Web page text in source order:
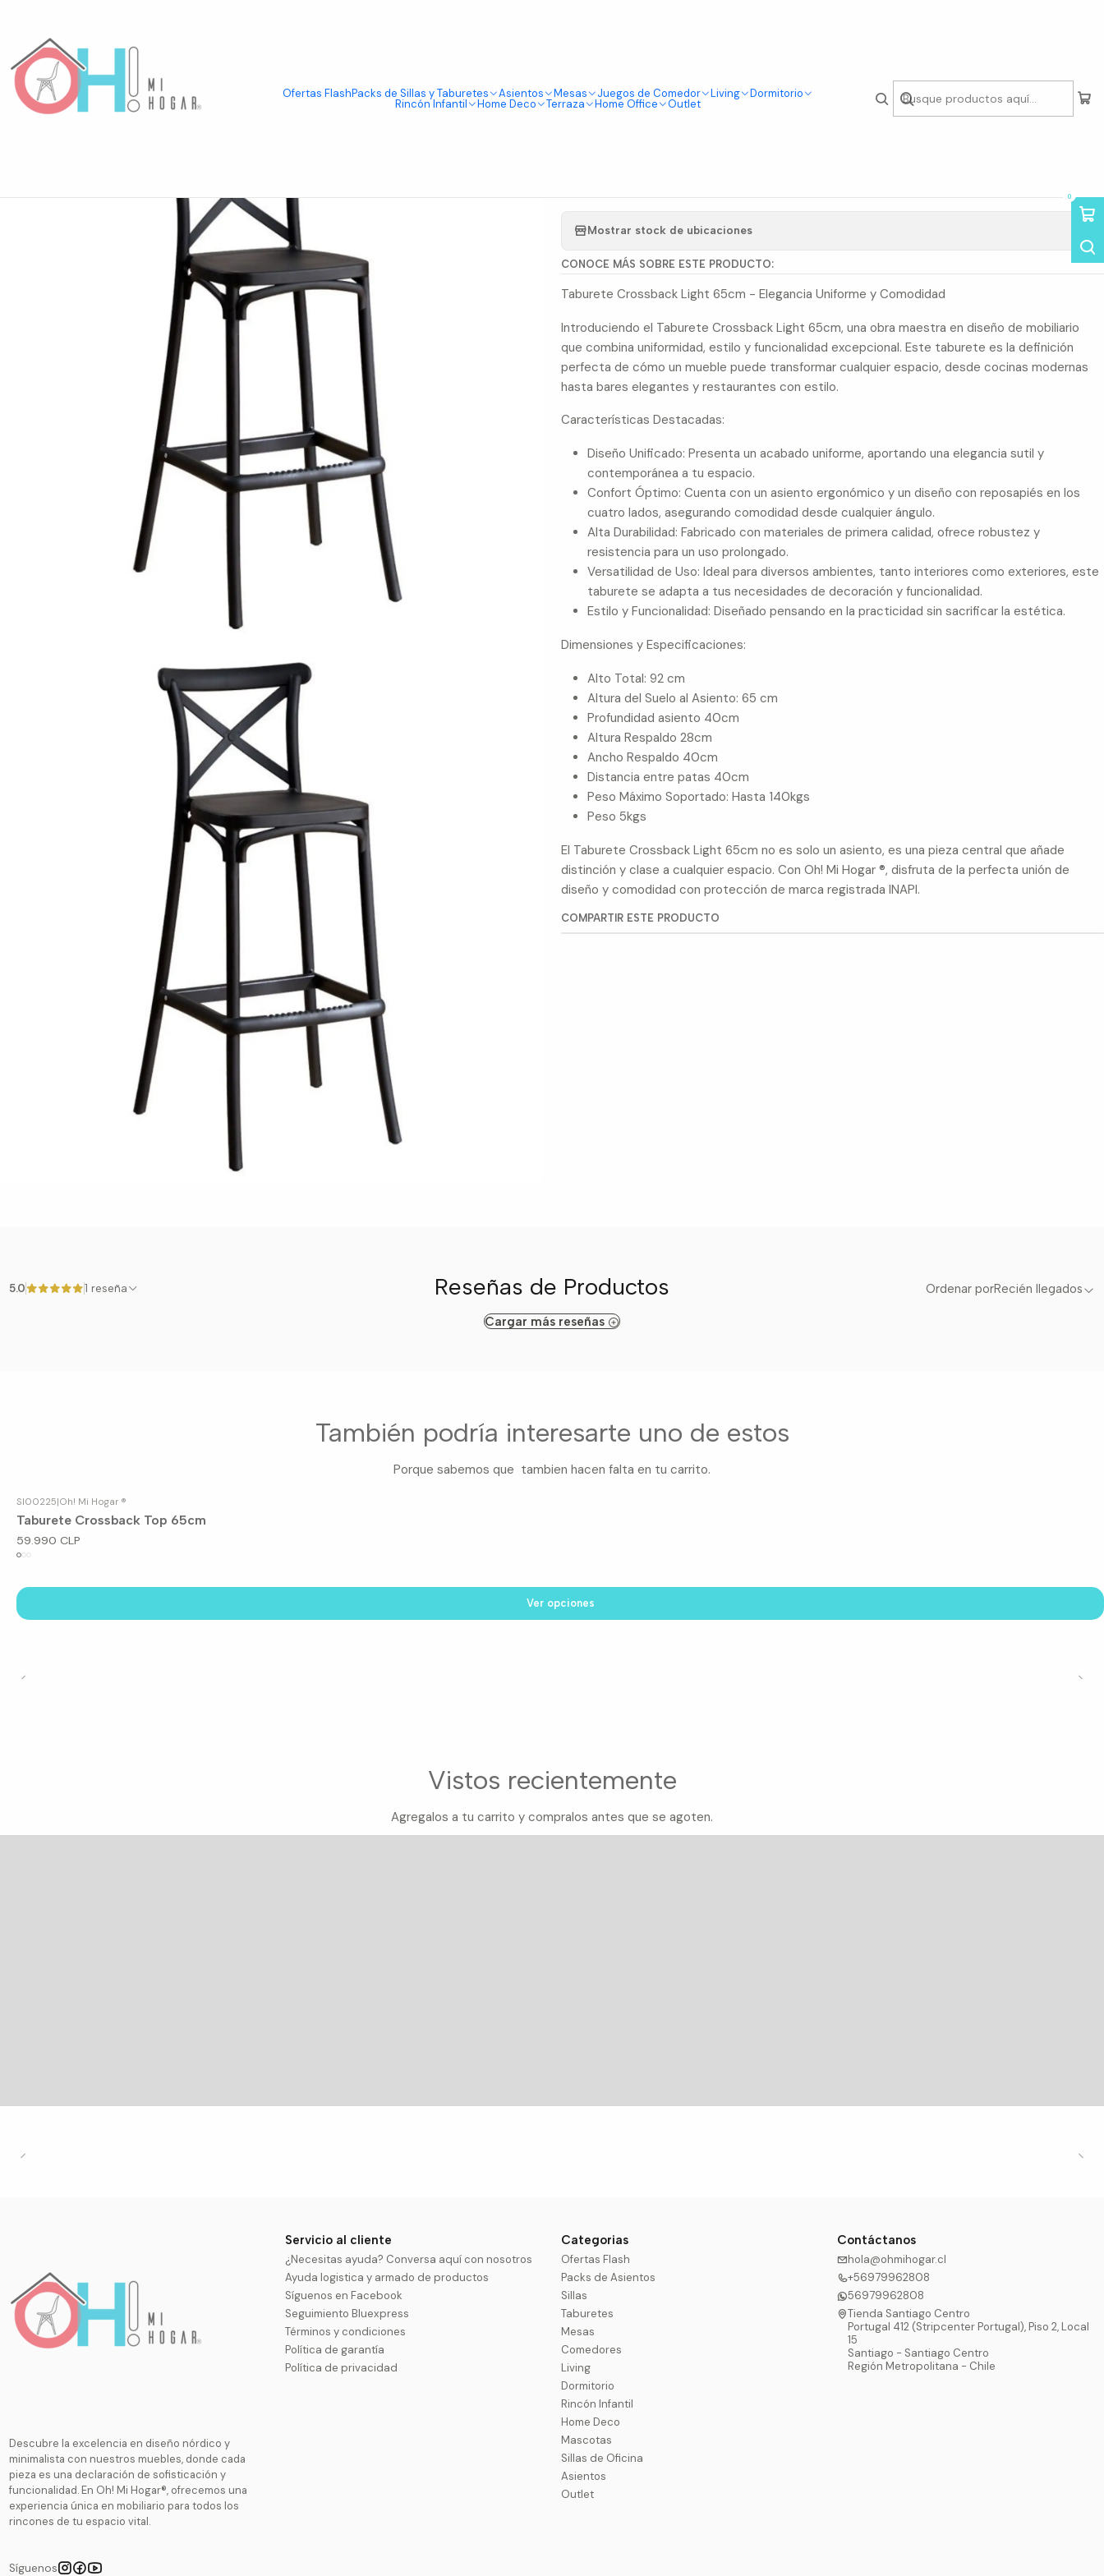
Ofertas FlashPacks de Sillas y Taburetes Asientos Mesas Juegos de Comedor Living Dormitorio
Rincón Infantil Home Deco Terraza Home Office Outlet
0
Asientos
|
Taburete Crossback Basic Negro
Mostrar stock de ubicaciones
CONOCE MÁS SOBRE ESTE PRODUCTO:
Taburete Crossback Light 65cm - Elegancia Uniforme y Comodidad
Introduciendo el Taburete Crossback Light 65cm, una obra maestra en diseño de mobiliario
que combina uniformidad, estilo y funcionalidad excepcional. Este taburete es la definición
perfecta de cómo un mueble puede transformar cualquier espacio, desde cocinas modernas
hasta bares elegantes y restaurantes con estilo.
Características Destacadas:
Diseño Unificado: Presenta un acabado uniforme, aportando una elegancia sutil y
contemporánea a tu espacio.
Confort Óptimo: Cuenta con un asiento ergonómico y un diseño con reposapiés en los
cuatro lados, asegurando comodidad desde cualquier ángulo.
Alta Durabilidad: Fabricado con materiales de primera calidad, ofrece robustez y
resistencia para un uso prolongado.
Versatilidad de Uso: Ideal para diversos ambientes, tanto interiores como exteriores, este
taburete se adapta a tus necesidades de decoración y funcionalidad.
Estilo y Funcionalidad: Diseñado pensando en la practicidad sin sacrificar la estética.
Dimensiones y Especificaciones:
Alto Total: 92 cm
Altura del Suelo al Asiento: 65 cm
Profundidad asiento 40cm
Altura Respaldo 28cm
Ancho Respaldo 40cm
Distancia entre patas 40cm
Peso Máximo Soportado: Hasta 140kgs
Peso 5kgs
El Taburete Crossback Light 65cm no es solo un asiento, es una pieza central que añade
distinción y clase a cualquier espacio. Con Oh! Mi Hogar ®, disfruta de la perfecta unión de
diseño y comodidad con protección de marca registrada INAPI.
COMPARTIR ESTE PRODUCTO
Reseñas de Productos
5.0 1 reseña Ordenar porRecién llegados
Cargar más reseñas
También podría interesarte uno de estos
Porque sabemos que tambien hacen falta en tu carrito.
SI00225|Oh! Mi Hogar ®
Taburete Crossback Top 65cm
59.990 CLP
Ver opciones
Vistos recientemente
Agregalos a tu carrito y compralos antes que se agoten.
Descubre la excelencia en diseño nórdico y
minimalista con nuestros muebles, donde cada
pieza es una declaración de sofisticación y
funcionalidad. En Oh! Mi Hogar®, ofrecemos una
experiencia única en mobiliario para todos los
rincones de tu espacio vital.
Síguenos
Servicio al cliente
¿Necesitas ayuda? Conversa aquí con nosotros
Ayuda logistica y armado de productos
Síguenos en Facebook
Seguimiento Bluexpress
Términos y condiciones
Política de garantía
Política de privacidad
Categorias
Ofertas Flash
Packs de Asientos
Sillas
Taburetes
Mesas
Comedores
Living
Dormitorio
Rincón Infantil
Home Deco
Mascotas
Sillas de Oficina
Asientos
Outlet
Contáctanos
hola@ohmihogar.cl
+56979962808
56979962808
Tienda Santiago Centro
Portugal 412 (Stripcenter Portugal), Piso 2, Local
15
Santiago - Santiago Centro
Región Metropolitana - Chile